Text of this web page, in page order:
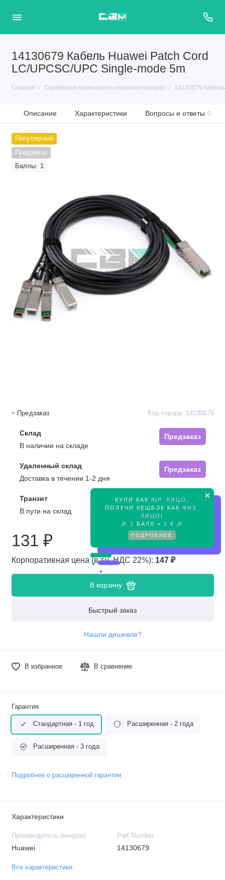
14130679 Кабель Huawei Patch Cord
LC/UPCSC/UPC Single-mode 5m
Главная Серверные компоненты (комплектующие) 14130679
Описание Характеристики Вопросы и ответы 0
Популярный
Предзаказ
Баллы: 1
×
КУПИ КАК ЮР. ЛИЦО
ПОЛУЧИ КЕШБЭК КАК ФИЗ.
ЛИЦО !
🎉
1 БАЛЛ = 1 ₽ 🎉
ПОДРОБНЕЕ
Предзаказ Код товара: 14130679
Склад
Предзаказ
В наличии на складе
Удаленный склад
Предзаказ
Доставка в течении 1-2 дня
Транзит
Предзаказ
В пути на склад
131 ₽
Корпоративная цена (в т.ч. НДС 22%): 147 ₽
В корзину
Быстрый заказ
Нашли дешевле?
В избранное В сравнение
Гарантия
Стандартная - 1 год Расширенная - 2 года
Расширенная - 3 года
Подробнее о расширенной гарантии
Характеристики
Производитель (вендор)
Huawei
Part Number
14130679
Все характеристики